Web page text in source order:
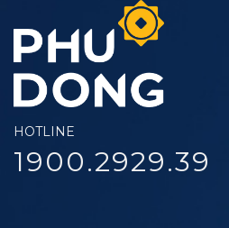
HOTLINE
1900.2929.39